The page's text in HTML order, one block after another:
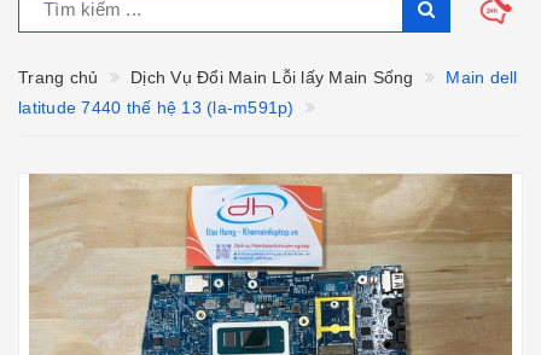
Trang chủ Dịch Vụ Đổi Main Lỗi lấy Main Sống
Main dell
latitude 7440 thế hệ 13 (la-m591p)